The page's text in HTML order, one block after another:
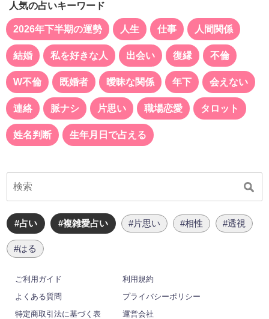
人気の占いキーワード
2026年下半期の運勢 人生 仕事 人間関係
結婚 私を好きな人 出会い 復縁 不倫
W不倫 既婚者 曖昧な関係 年下 会えない
連絡 脈ナシ 片思い 職場恋愛 タロット
姓名判断 生年月日で占える
#占い #複雑愛占い #片思い #相性 #透視
#はる
ご利用ガイド
利用規約
よくある質問
プライバシーポリシー
特定商取引法に基づく表
運営会社